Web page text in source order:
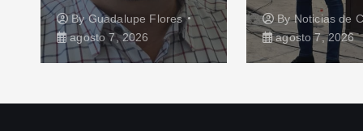
ByGuadalupe Flores
agosto 7, 2026
ByNoticias de
agosto 7, 2026